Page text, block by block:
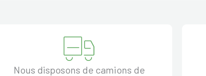
Nous disposons de camions de